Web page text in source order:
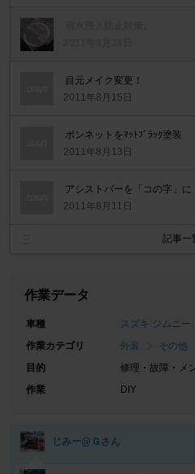
目元メイク変更！
2011年8月15日
ボンネットをﾏｯﾄﾌﾞﾗｯｸ塗装
2011年8月13日
アシストバーを「コの字」に
2011年8月11日
記事一
作業データ
車種
スズキ ジムニー
作業カテゴリ
外装 その他
目的
修理・故障・メ
作業
DIY
じみー@Ｇさん